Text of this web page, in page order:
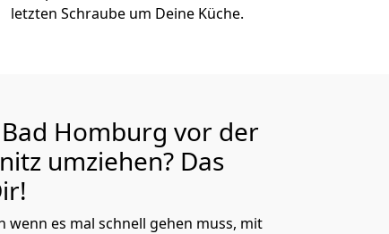
letzten Schraube um Deine Küche.
Homburg vor der
umziehen? Das
wenn es mal schnell gehen muss, mit